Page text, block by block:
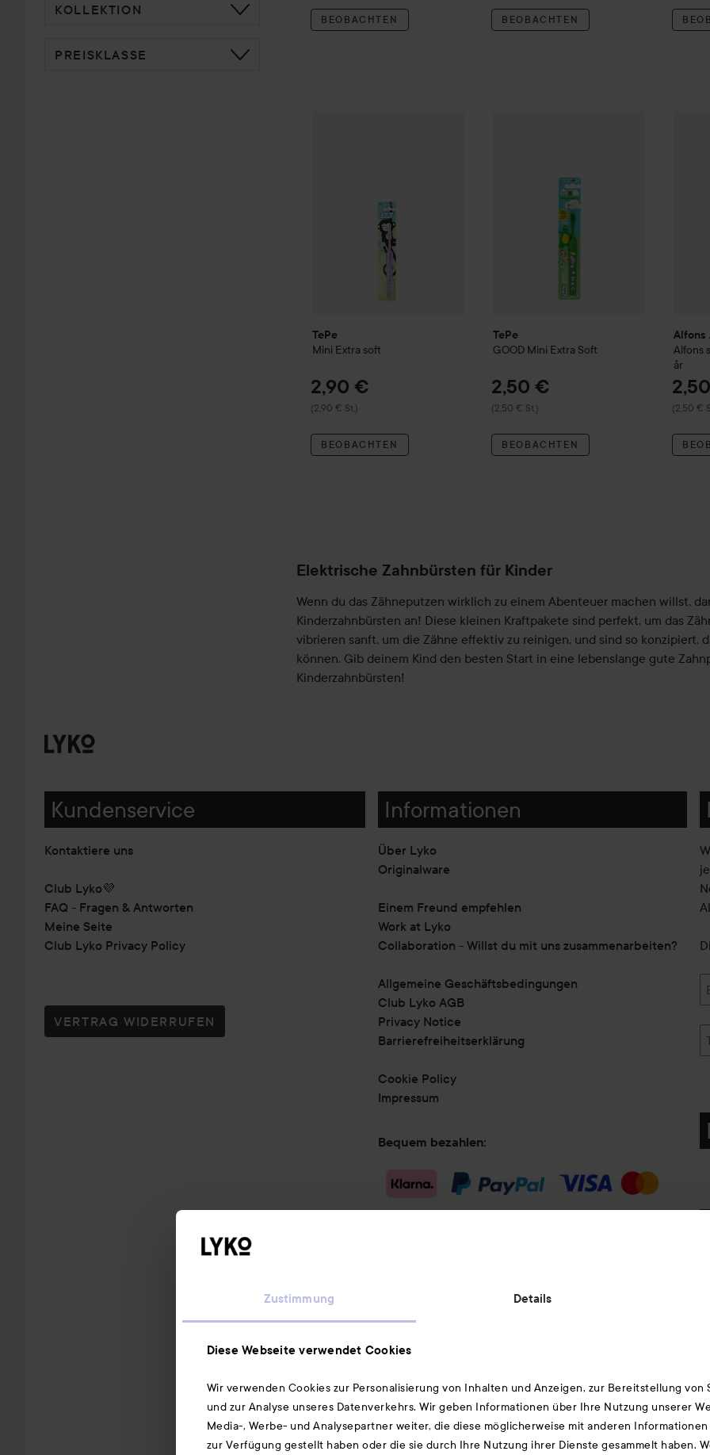
Zustimmung Details
Diese Webseite verwendet Cookies
Wir verwenden Cookies zur Personalisierung von Inhalten und Anzeigen, zur Bereitstellung von
und zur Analyse unseres Datenverkehrs. Wir geben Informationen über Ihre Nutzung unserer
Media-, Werbe- und Analysepartner weiter, die diese möglicherweise mit anderen
zur Verfügung gestellt haben oder die sie durch Ihre Nutzung ihrer Dienste gesammelt haben.
KOLLEKTION
PREISKLASSE
BEOBACHTEN BEOBACHTEN
TePe
Mini Extra soft
2,90 €
(2,90 € St.)
BEOBACHTEN
TePe
GOOD Mini Extra Soft
2,50 €
(2,50 € St.)
BEOBACHTEN
Alfons
Alfons
år
(2,50 €
Elektrische Zahnbürsten für Kinder
Wenn du das Zähneputzen wirklich zu einem Abenteuer machen willst,
Kinderzahnbürsten an! Diese kleinen Kraftpakete sind perfekt, um das
vibrieren sanft, um die Zähne effektiv zu reinigen, und sind so konzipiert,
können. Gib deinem Kind den besten Start in eine lebenslange gute
Kinderzahnbürsten!
Kundenservice
Kontaktiere uns
Club Lyko💜
FAQ - Fragen & Antworten
Meine Seite
Club Lyko Privacy Policy
VERTRAG WIDERRUFEN
Informationen
Über Lyko
Originalware
Einem Freund empfehlen
Work at Lyko
Collaboration - Willst du mit uns zusammenarbeiten?
Allgemeine Geschäftsbedingungen
Club Lyko AGB
Privacy Notice
Barrierefreiheitserklärung
Cookie Policy
Impressum
Bequem bezahlen:
Ebenfalls interessant